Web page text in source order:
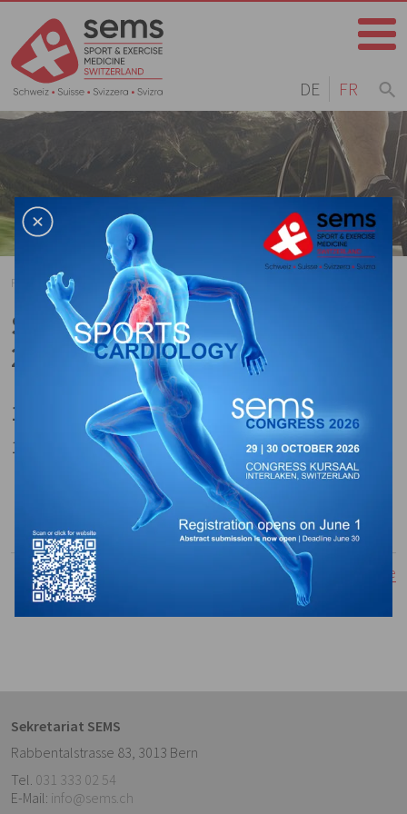
DE FR
Page d'accueil Agenda Archives
SAPPM/SPS ANNUAL MEETING
2022
10.11.2022 – 11.11.2022
1 SEMS Credit
Website
Ajouter dans votre calendrier:Fichier iCal
Retourner à la vue de liste
Sekretariat SEMS
Rabbentalstrasse 83, 3013 Bern
Tel. 031 333 02 54
E-Mail: info@sems.ch